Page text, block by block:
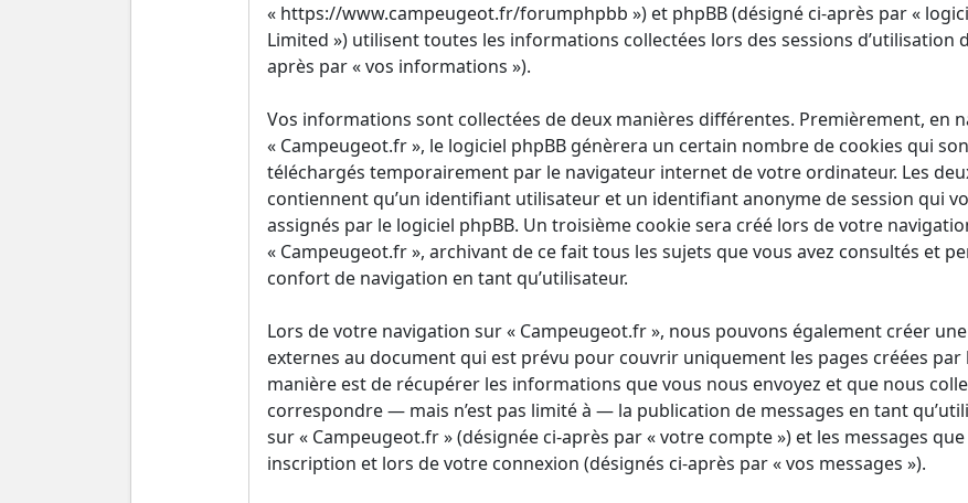
« https://www.campeugeot.fr/forumphpbb ») et phpBB (désigné ci-après par «
Limited ») utilisent toutes les informations collectées lors des sessions d’utilisation
après par « vos informations »).
Vos informations sont collectées de deux manières différentes. Premièrement, en
« Campeugeot.fr », le logiciel phpBB génèrera un certain nombre de cookies qui
téléchargés temporairement par le navigateur internet de votre ordinateur. Les
contiennent qu’un identifiant utilisateur et un identifiant anonyme de session qui
assignés par le logiciel phpBB. Un troisième cookie sera créé lors de votre
« Campeugeot.fr », archivant de ce fait tous les sujets que vous avez consultés et
confort de navigation en tant qu’utilisateur.
Lors de votre navigation sur « Campeugeot.fr », nous pouvons également créer
externes au document qui est prévu pour couvrir uniquement les pages créées par
manière est de récupérer les informations que vous nous envoyez et que nous
correspondre — mais n’est pas limité à — la publication de messages en tant
sur « Campeugeot.fr » (désignée ci-après par « votre compte ») et les messages
inscription et lors de votre connexion (désignés ci-après par « vos messages »).